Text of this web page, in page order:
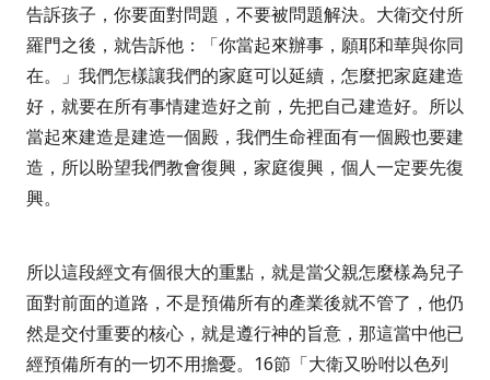
告訴孩子，你要面對問題，不要被問題解決。大衛交付所
羅門之後，就告訴他：
「你當起來辦事，願耶和華與你同
在。」 我們怎樣讓我們的家庭可以延續，怎麼把家庭建造
好，就要在所有事情建造好之前，先把自己建造好。所以
當起來建造是建造一個殿，我們生命裡面有一個殿也要建
造，所以盼望我們教會復興，家庭復興，個人一定要先復
興。
所以這段經文有個很大的重點，就是當父親怎麼樣為兒子
面對前面的道路，不是預備所有的產業後就不管了，他仍
然是交付重要的核心，就是遵行神的旨意，那這當中他已
經預備所有的一切不用擔憂。 16節 「大衛又吩咐以色列